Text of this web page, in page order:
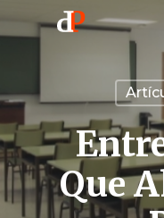
to
content
Que